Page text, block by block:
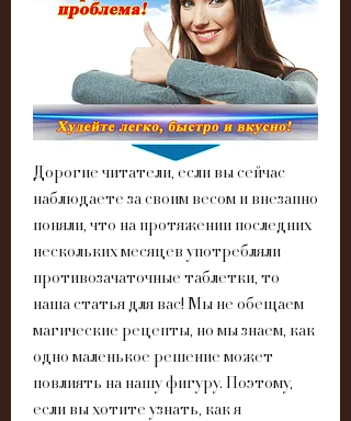
Дорогие читатели, если вы сейчас
наблюдаете за своим весом и внезапно
поняли, что на протяжении последних
нескольких месяцев употребляли
противозачаточные таблетки, то
наша статья для вас! Мы не обещаем
магические рецепты, но мы знаем, как
одно маленькое решение может
повлиять на нашу фигуру. Поэтому,
если вы хотите узнать, как я